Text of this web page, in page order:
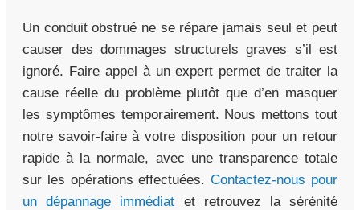
Un conduit obstrué ne se répare jamais seul et peut
causer des dommages structurels graves s’il est
ignoré. Faire appel à un expert permet de traiter la
cause réelle du problème plutôt que d’en masquer
les symptômes temporairement. Nous mettons tout
notre savoir-faire à votre disposition pour un retour
rapide à la normale, avec une transparence totale
sur les opérations effectuées.Contactez-nous pour
un dépannage immédiat et retrouvez la sérénité